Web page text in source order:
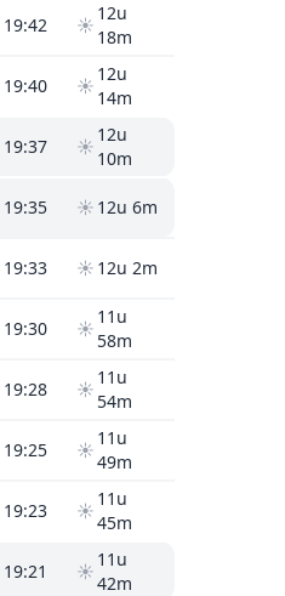
19:42 ☀
12u
18m
19:40 ☀
12u
14m
19:37 ☀
12u
10m
19:35 ☀ 12u 6m
19:33 ☀ 12u 2m
19:30 ☀
11u
58m
19:28 ☀
11u
54m
19:25 ☀
11u
49m
19:23 ☀
11u
45m
19:21 ☀
11u
42m